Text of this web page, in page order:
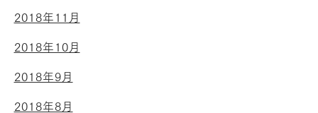
2018年11月
2018年10月
2018年9月
2018年8月